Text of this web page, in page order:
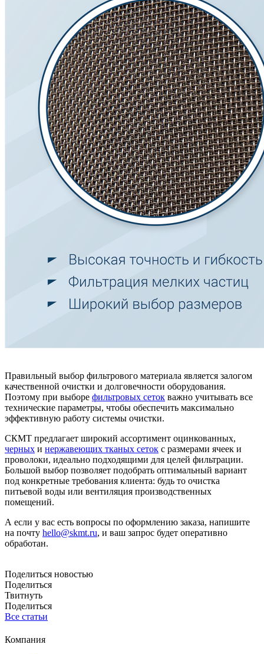
Правильный выбор фильтрового материала является залогом
качественной очистки и долговечности оборудования.
Поэтому при выборе фильтровых сеток важно учитывать все
технические параметры, чтобы обеспечить максимально
эффективную работу системы очистки.
СКМТ предлагает широкий ассортимент оцинкованных,
черных и нержавеющих тканых сеток с размерами ячеек и
проволоки, идеально подходящими для целей фильтрации.
Большой выбор позволяет подобрать оптимальный вариант
под конкретные требования клиента: будь то очистка
питьевой воды или вентиляция производственных
помещений.
А если у вас есть вопросы по оформлению заказа, напишите
на почту hello@skmt.ru, и ваш запрос будет оперативно
обработан.
Поделиться новостью
Поделиться
Твитнуть
Поделиться
Все статьи
Компания